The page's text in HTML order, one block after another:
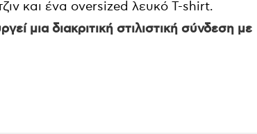
και ένα oversized λευκό T-shirt.
μια διακριτική στιλιστική σύνδεση με